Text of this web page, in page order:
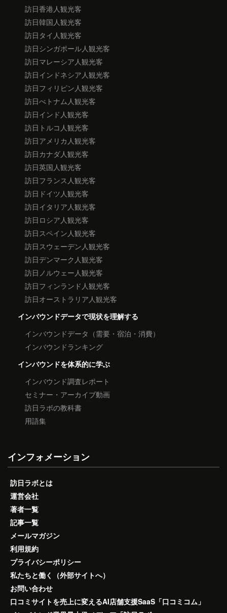
訪日香港人観光客
訪日韓国人観光客
訪日タイ人観光客
訪日シンガポール人観光客
訪日マレーシア人観光客
訪日インドネシア人観光客
訪日フィリピン人観光客
訪日べトナム人観光客
訪日インド人観光客
訪日トルコ人観光客
訪日アメリカ人観光客
訪日カナダ人観光客
訪日英国人観光客
訪日フランス人観光客
訪日ドイツ人観光客
訪日イタリア人観光客
訪日ロシア人観光客
訪日スペイン人観光客
訪日スウェーデン人観光客
訪日デンマーク人観光客
訪日ノルウェー人観光客
訪日フィンランド人観光客
訪日オーストラリア人観光客
インバウンドデータで現状を理解する
インバウンドデータ（需要・宿泊・消費）
インバウンドランキング
インバウンドを体系的に学ぶ
インバウンド調査レポート
セミナー・アーカイブ動画
訪日ラボの教科書
用語集
インフォメーション
訪日ラボとは
運営会社
著者一覧
記事一覧
メールマガジン
利用規約
プライバシーポリシー
私たちと働く（外部サイトへ）
お問い合わせ
口コミサイトを売上に変えるAI店舗支援SaaS「口コミコム」